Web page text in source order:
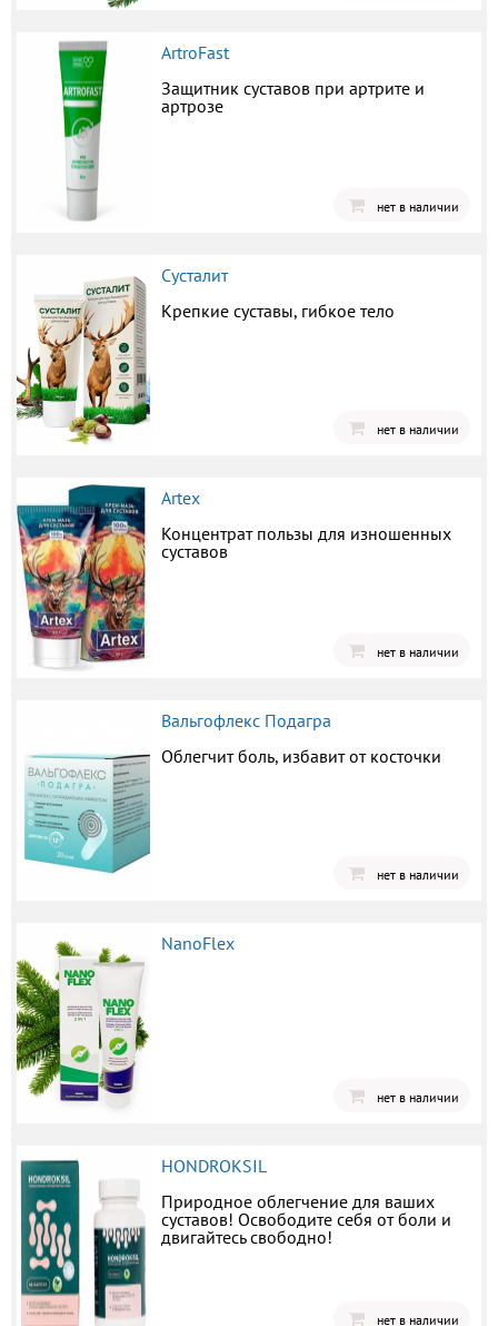
ArtroFast
Защитник суставов при артрите и
артрозе
нет в наличии
Сусталит
Крепкие суставы, гибкое тело
нет в наличии
Artex
Концентрат пользы для изношенных
суставов
нет в наличии
Вальгофлекс Подагра
Облегчит боль, избавит от косточки
нет в наличии
NanoFlex
нет в наличии
HONDROKSIL
Природное облегчение для ваших
суставов! Освободите себя от боли и
двигайтесь свободно!
нет в наличии